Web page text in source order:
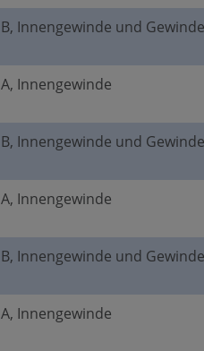
B, Innengewinde und
A, Innengewinde
B, Innengewinde und
A, Innengewinde
B, Innengewinde und
A, Innengewinde